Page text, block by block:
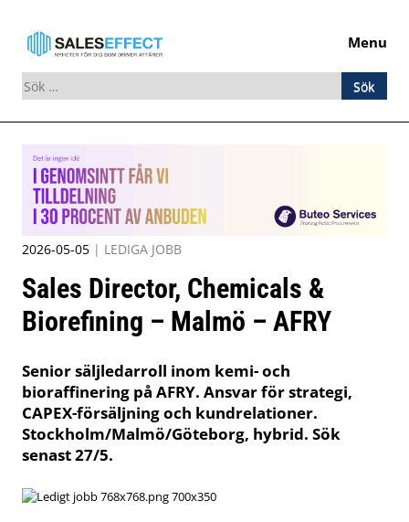
Menu
Sök
efter:
Skip
to
content
2026-05-05 | LEDIGA JOBB
Sales Director, Chemicals &
Biorefining – Malmö – AFRY
Senior säljledarroll inom kemi- och
bioraffinering på AFRY. Ansvar för strategi,
CAPEX-försäljning och kundrelationer.
Stockholm/Malmö/Göteborg, hybrid. Sök
senast 27/5.